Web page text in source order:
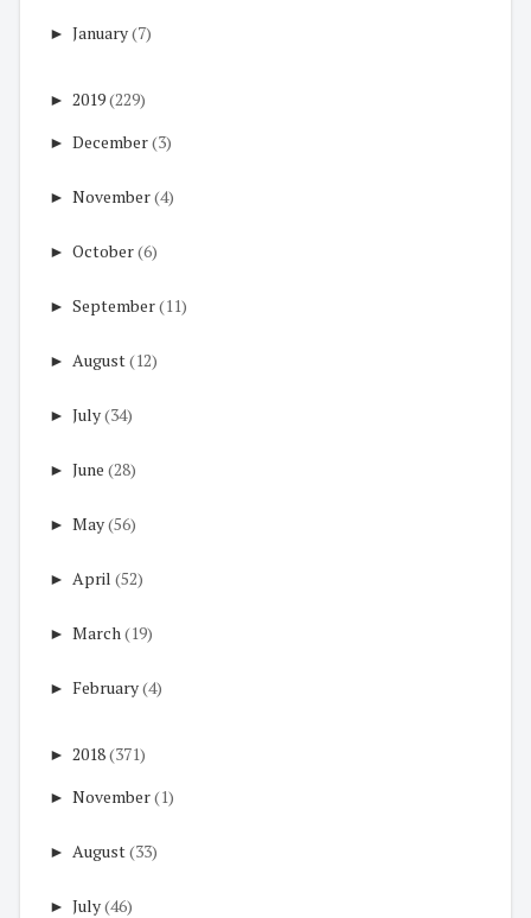
► January(7)
► 2019(229)
► December(3)
► November(4)
► October(6)
► September(11)
► August(12)
► July(34)
► June (28)
► May(56)
► April (52)
► March (19)
► February(4)
► 2018(371)
► November(1)
► August(33)
► July(46)